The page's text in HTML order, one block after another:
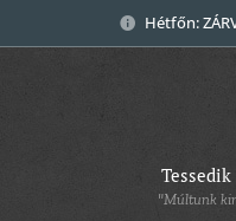
Hétfőn:
"Múltunk